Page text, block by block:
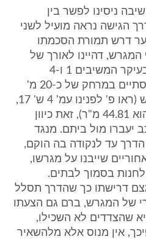
ניסינו לפשר בין
הגישה נראה מועיל לשני
דרש תמורת הסכמתו
דהיינו לאורך של
כ-34 מ', ואילו המשיבים, ובעיקר המשיבים 1 ו-4
התעקשו על כך כי הדרך תסתיים במרחק של כ-20 מ'
מהגבול האחורי של המגרש (ראו פ' לפנינו עמ' 4 ש' 17,
ושם צויין כי אורך המגרש הוא 44.81 מ"ר), זאת כיוון
יעברו מול ביתם. מנגד
עד לנקודה בה הוקם,
שייבנו על מגרשו,
בסמוך לבתים.
דרישתו כך שהדרך תסלל
של המגרש, ברם גם הצעתו
שהצדדים לא השכילו,
אין מנוס אלא מלהשאיר